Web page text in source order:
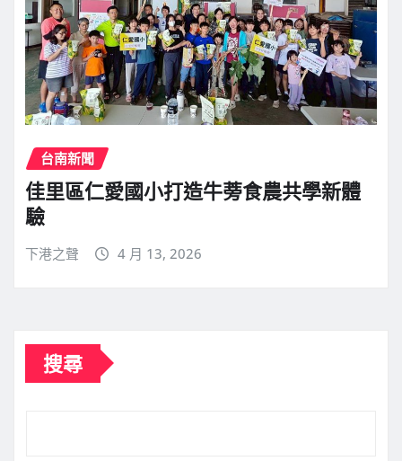
台南新聞
佳里區仁愛國小打造牛蒡食農共學新體
驗
下港之聲 4 月 13, 2026
搜尋